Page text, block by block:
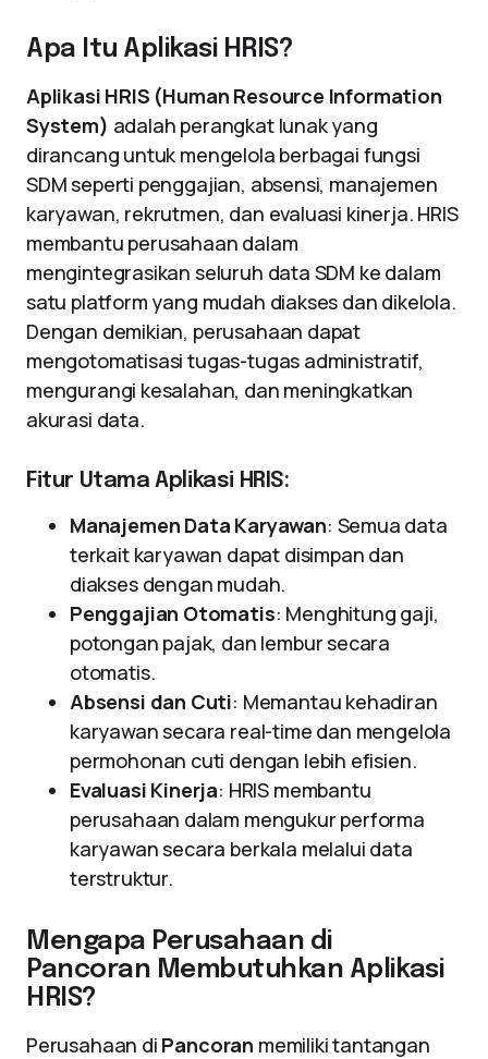
Apa Itu Aplikasi HRIS?
Aplikasi HRIS (Human Resource Information
System) adalah perangkat lunak yang
dirancang untuk mengelola berbagai fungsi
SDM seperti penggajian, absensi, manajemen
karyawan, rekrutmen, dan evaluasi kinerja. HRIS
membantu perusahaan dalam
mengintegrasikan seluruh data SDM ke dalam
satu platform yang mudah diakses dan dikelola.
Dengan demikian, perusahaan dapat
mengotomatisasi tugas-tugas administratif,
mengurangi kesalahan, dan meningkatkan
akurasi data.
Fitur Utama Aplikasi HRIS:
Manajemen Data Karyawan: Semua data
terkait karyawan dapat disimpan dan
diakses dengan mudah.
Penggajian Otomatis: Menghitung gaji,
potongan pajak, dan lembur secara
otomatis.
Absensi dan Cuti: Memantau kehadiran
karyawan secara real-time dan mengelola
permohonan cuti dengan lebih efisien.
Evaluasi Kinerja: HRIS membantu
perusahaan dalam mengukur performa
karyawan secara berkala melalui data
terstruktur.
Mengapa Perusahaan di
Pancoran Membutuhkan Aplikasi
HRIS?
Perusahaan di Pancoran memiliki tantangan